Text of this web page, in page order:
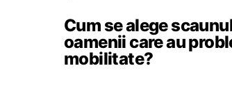
Cum se alege
oamenii care au
mobilitate?